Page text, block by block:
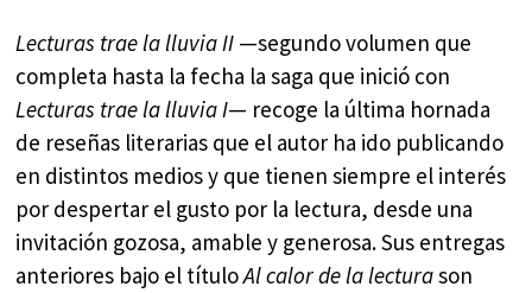
Lecturas trae la lluvia II —segundo volumen que
completa hasta la fecha la saga que inició con
Lecturas trae la lluvia I— recoge la última hornada
de reseñas literarias que el autor ha ido publicando
en distintos medios y que tienen siempre el interés
por despertar el gusto por la lectura, desde una
invitación gozosa, amable y generosa. Sus entregas
anteriores bajo el títuloAl calor de la lecturason